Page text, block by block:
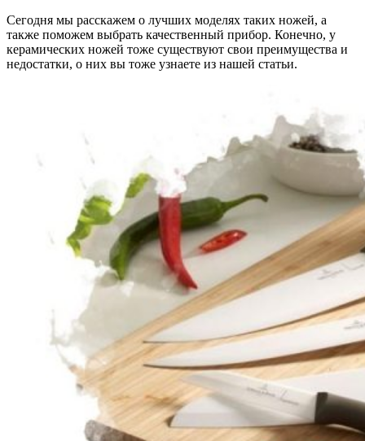
Сегодня мы расскажем о лучших моделях таких ножей, а
также поможем выбрать качественный прибор. Конечно, у
керамических ножей тоже существуют свои преимущества и
недостатки, о них вы тоже узнаете из нашей статьи.